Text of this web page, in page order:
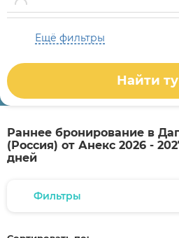
Ещё фильтры
Найти
Раннее бронирование в
(Россия) от Анекс 2026 -
дней
Фильтры